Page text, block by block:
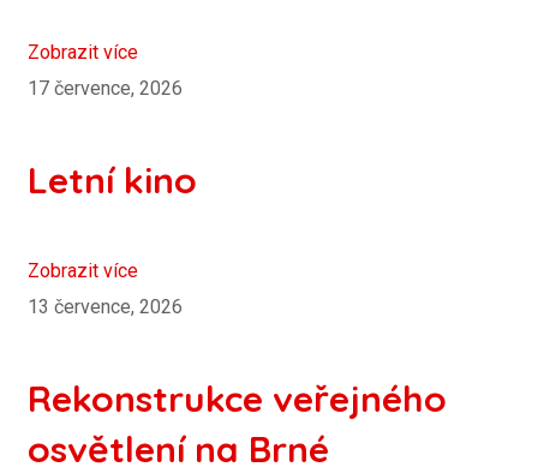
Zobrazit více
17 července, 2026
Letní kino
Zobrazit více
13 července, 2026
Rekonstrukce veřejného
osvětlení na Brné